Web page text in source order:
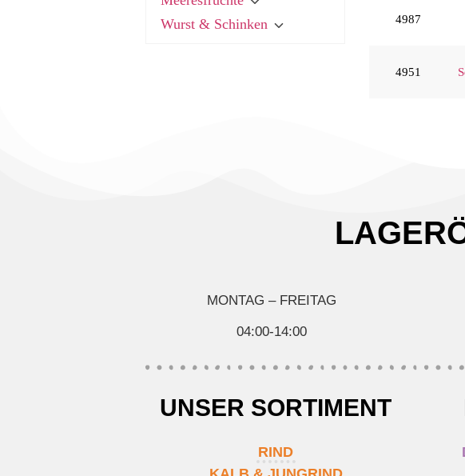
Wurst & Schinken
4987
4951
MONTAG – FREITAG
04:00-14:00
UNSER SORTIMENT
RIND